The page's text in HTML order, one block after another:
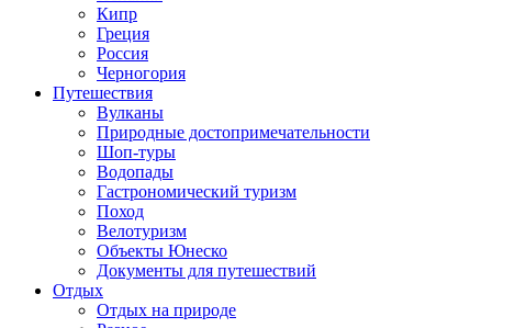
Кипр
Греция
Россия
Черногория
Путешествия
Вулканы
Природные достопримечательности
Шоп-туры
Водопады
Гастрономический туризм
Поход
Велотуризм
Объекты Юнеско
Документы для путешествий
Отдых
Отдых на природе